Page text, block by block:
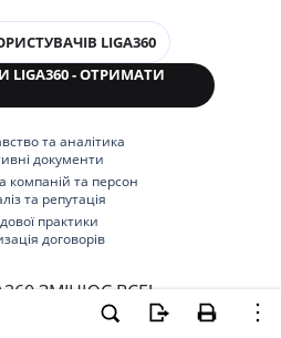
LIGA360
LIGA360 - ОТРИМАТИ
та аналітика
документи
компаній та персон
та репутація
практики
договорів
ЗМІНЮЄ ВСЕ!